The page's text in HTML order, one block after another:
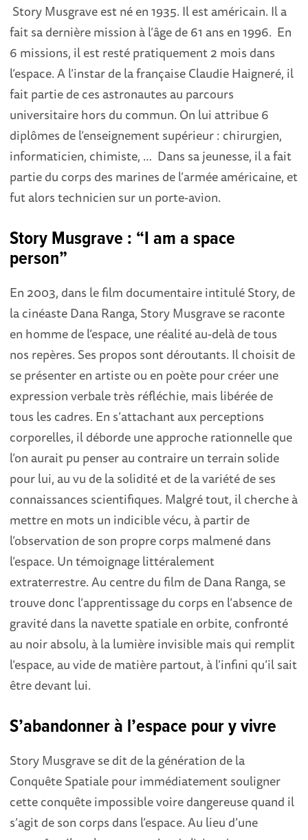
Story Musgrave est né en 1935. Il est américain. Il a
fait sa dernière mission à l’âge de 61 ans en 1996. En
6 missions, il est resté pratiquement 2 mois dans
l’espace. A l’instar de la française Claudie Haigneré, il
fait partie de ces astronautes au parcours
universitaire hors du commun. On lui attribue 6
diplômes de l’enseignement supérieur : chirurgien,
informaticien, chimiste, … Dans sa jeunesse, il a fait
partie du corps des marines de l’armée américaine, et
fut alors technicien sur un porte-avion.
Story Musgrave : “I am a space
person”
En 2003, dans le film documentaire intitulé Story, de
la cinéaste Dana Ranga, Story Musgrave se raconte
en homme de l’espace, une réalité au-delà de tous
nos repères. Ses propos sont déroutants. Il choisit de
se présenter en artiste ou en poète pour créer une
expression verbale très réfléchie, mais libérée de
tous les cadres. En s’attachant aux perceptions
corporelles, il déborde une approche rationnelle que
l’on aurait pu penser au contraire un terrain solide
pour lui, au vu de la solidité et de la variété de ses
connaissances scientifiques. Malgré tout, il cherche à
mettre en mots un indicible vécu, à partir de
l’observation de son propre corps malmené dans
l’espace. Un témoignage littéralement
extraterrestre. Au centre du film de Dana Ranga, se
trouve donc l’apprentissage du corps en l’absence de
gravité dans la navette spatiale en orbite, confronté
au noir absolu, à la lumière invisible mais qui remplit
l’espace, au vide de matière partout, à l’infini qu’il sait
être devant lui.
S’abandonner à l’espace pour y vivre
Story Musgrave se dit de la génération de la
Conquête Spatiale pour immédiatement souligner
cette conquête impossible voire dangereuse quand il
s’agit de son corps dans l’espace. Au lieu d’une